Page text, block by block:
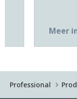
Meer
Professional